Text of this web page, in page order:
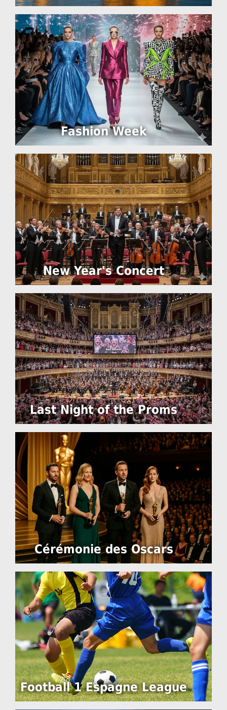
Fashion Week
New Year's Concert
Last Night of the Proms
Cérémonie des Oscars
Football 1 Espagne League